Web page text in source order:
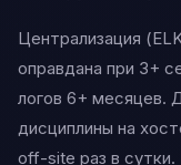
Централизация
оправдана при 3+
логов 6+ месяцев.
дисциплины на
off-site раз в сутки.